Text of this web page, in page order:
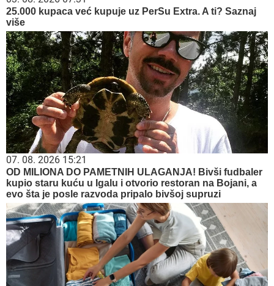
25.000 kupaca već kupuje uz PerSu Extra. A ti? Saznaj
više
07. 08. 2026 15:21
OD MILIONA DO PAMETNIH ULAGANJA! Bivši fudbaler
kupio staru kuću u Igalu i otvorio restoran na Bojani, a
evo šta je posle razvoda pripalo bivšoj supruzi